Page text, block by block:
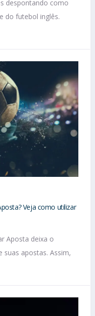
despontando como
do futebol inglês.
Veja como utilizar
Aposta deixa o
apostas. Assim,